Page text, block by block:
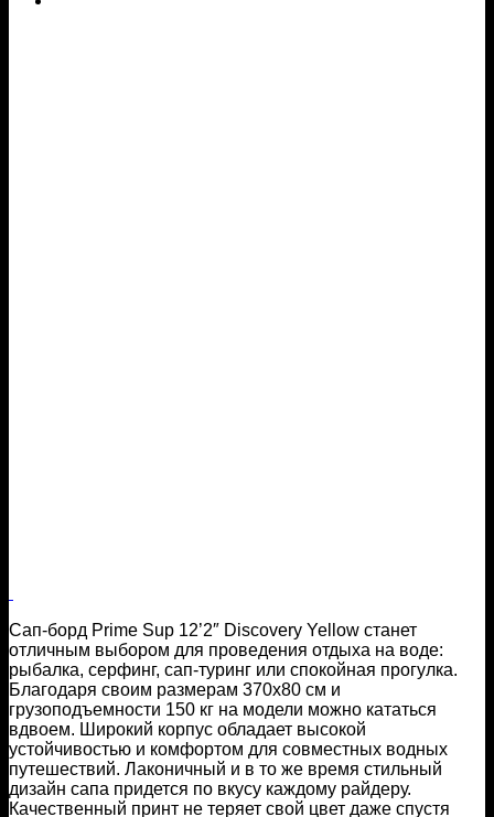
Сап-борд Prime Sup 12’2″ Discovery Yellow станет
отличным выбором для проведения отдыха на воде:
рыбалка, серфинг, сап-туринг или спокойная прогулка.
Благодаря своим размерам 370х80 см и
грузоподъемности 150 кг на модели можно кататься
вдвоем. Широкий корпус обладает высокой
устойчивостью и комфортом для совместных водных
путешествий. Лаконичный и в то же время стильный
дизайн сапа придется по вкусу каждому райдеру.
Качественный принт не теряет свой цвет даже спустя